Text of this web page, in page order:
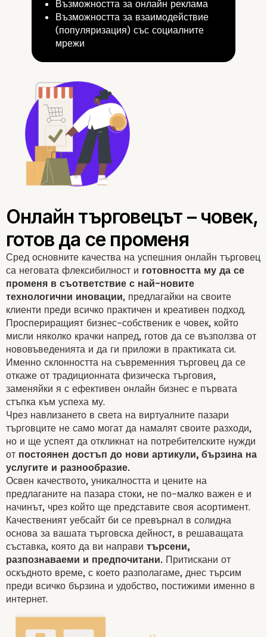
Предимства на
пазаруването онлайн
Сред положителните
онлайн търговията за
Позитиви за търговеца:
Възможността за онлайн реклама
Възможността за взаимодействие
(популяризация) със социалните
мрежи
Сред основните качества на успешния онлайн търговец
са неговата флексибилност и готовността му да се
променя в съответствие с най-новите
технологични иновации, предлагайки на своите
клиенти преди всичко практичен и креативен подход.
Проспериращият бизнес-собственик е човек, който
мисли няколко крачки напред, готов да се възползва от
нововъведенията и да ги приложи в практиката си.
Именно склонността на съвременния търговец да се
откаже от традиционната физическа търговия,
заменяйки я с ефективен онлайн бизнес е първата
стъпка към успеха му.
Чрез навлизането в света на виртуалните пазари
търговците не само могат да намалят своите разходи,
но и ще успеят да откликнат на потребителските нужди
от постоянен достъп до нови артикули, бързина на
услугите и разнообразие.
Освен качеството, уникалността и цените на
предлаганите на пазара стоки, не по-малко важен е и
начинът, чрез който ще представите своя асортимент.
Качественият уебсайт би се превърнал в солидна
основа за вашата търговска дейност, в решаващата
съставка, която да ви направи търсени,
разпознаваеми и предпочитани. Притискани от
оскъдното време, с което разполагаме, днес търсим
преди всичко бързина и удобство, постижими именно в
интернет.